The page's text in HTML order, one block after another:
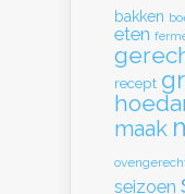
bakken
eten
recept
maak
seizoen